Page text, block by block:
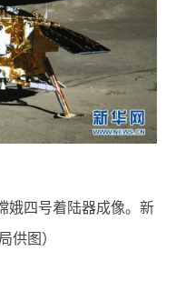
娥四号着陆器成像。新
供图）